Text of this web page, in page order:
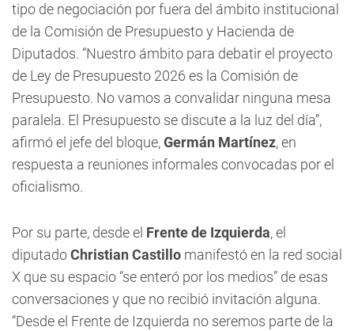
tipo de negociación por fuera del ámbito institucional
de la Comisión de Presupuesto y Hacienda de
Diputados. “Nuestro ámbito para debatir el proyecto
de Ley de Presupuesto 2026 es la Comisión de
Presupuesto. No vamos a convalidar ninguna mesa
paralela. El Presupuesto se discute a la luz del día”,
afirmó el jefe del bloque,Germán Martínez, en
respuesta a reuniones informales convocadas por el
oficialismo.
Por su parte, desde el Frente de Izquierda, el
diputadoChristian Castillo manifestó en la red social
X que su espacio “se enteró por los medios” de esas
conversaciones y que no recibió invitación alguna.
“Desde el Frente de Izquierda no seremos parte de la